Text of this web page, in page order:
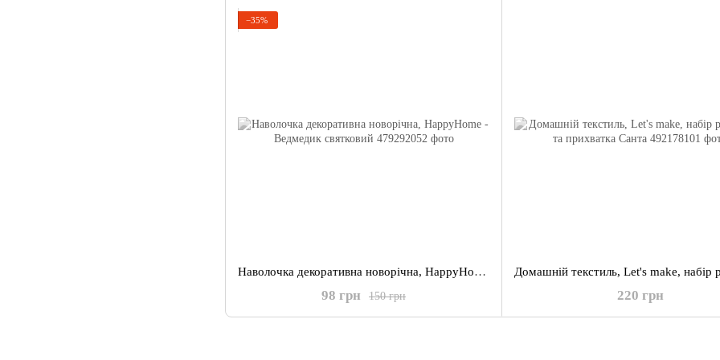
−35%
Наволочка декоративна новорічна, HappyHome - Ведмедик святковий
150 грн
98 грн 220 грн